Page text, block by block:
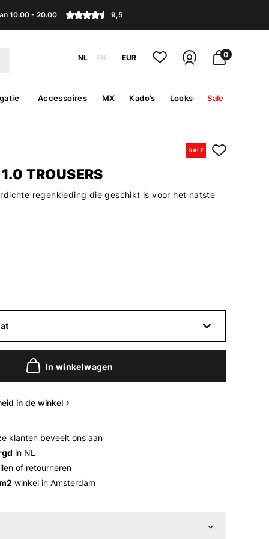
10.00 - 20.00 9,5
NL EN EUR 0
Accessoires MX Kado’s Looks Sale
SALE
TROUSERS
regenkleding die geschikt is voor het natste
In winkelwagen
in de winkel
klanten beveelt ons aan
in NL
of retourneren
winkel in Amsterdam